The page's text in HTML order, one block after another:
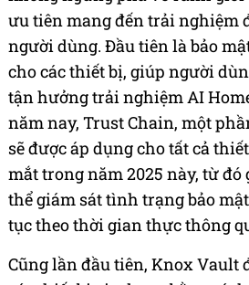
ưu tiên mang đến trải nghiệm
người dùng. Đầu tiên là bảo
cho các thiết bị, giúp người
tận hưởng trải nghiệm AI
năm nay, Trust Chain, một
sẽ được áp dụng cho tất cả
mắt trong năm 2025 này, từ
thể giám sát tình trạng bảo
tục theo thời gian thực thông
Cũng lần đầu tiên, Knox Vault